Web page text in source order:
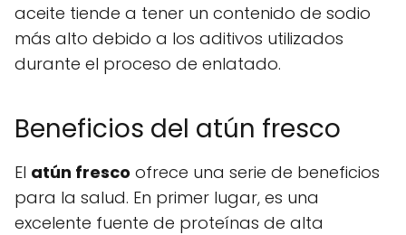
aceite tiende a tener un contenido de sodio
más alto debido a los aditivos utilizados
durante el proceso de enlatado.
Beneficios del atún fresco
El atún fresco ofrece una serie de beneficios
para la salud. En primer lugar, es una
excelente fuente de proteínas de alta